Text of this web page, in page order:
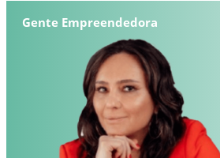
Gente Empreendedora